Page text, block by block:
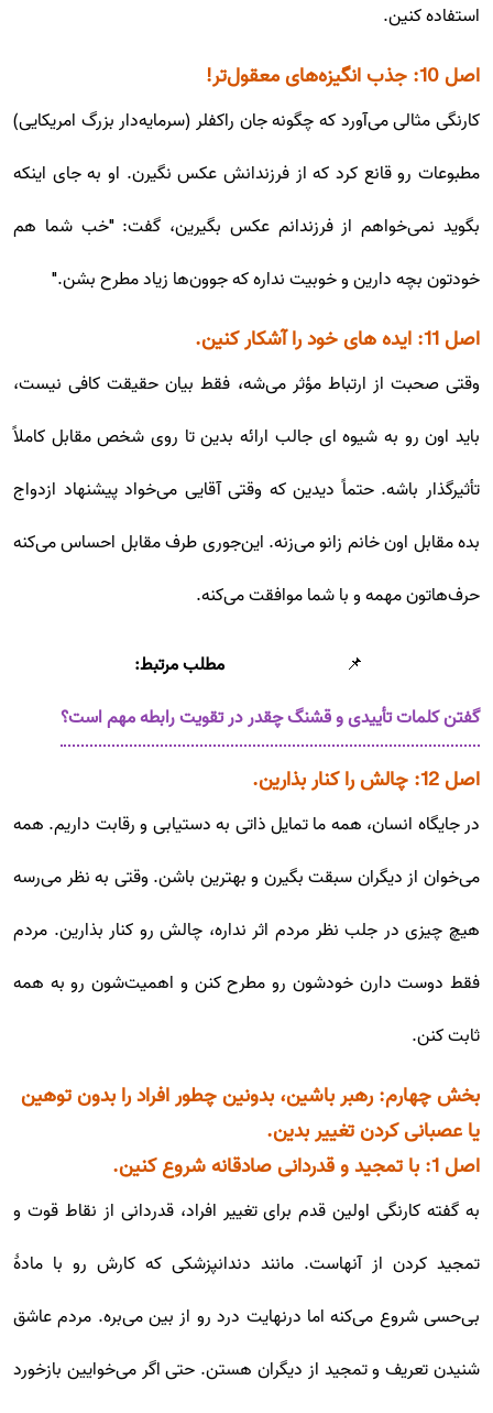
استفاده کنین.
اصل 10: جذب انگیزه‌های معقول‌تر!
کارنگی مثالی می‌آورد که چگونه جان راکفلر (سرمایه‌دار بزرگ امریکایی)
مطبوعات رو قانع کرد که از فرزندانش عکس نگیرن. او به جای اینکه
بگوید نمی‌خواهم از فرزندانم عکس بگیرین، گفت: "خب شما هم
خودتون بچه دارین و خوبیت نداره که جوون‌ها زیاد مطرح بشن."
اصل 11: ایده های خود را آشکار کنین.
وقتی صحبت از ارتباط مؤثر می‌شه، فقط بیان حقیقت کافی نیست،
باید اون رو به شیوه ای جالب ارائه بدین تا روی شخص مقابل کاملاً
تأثیر‌گذار باشه. حتماً دیدین که وقتی آقایی می‌خواد پیشنهاد ازدواج
بده مقابل اون خانم زانو می‌زنه. این‌جوری طرف مقابل احساس می‌کنه
حرف‌هاتون مهمه و با شما موافقت می‌کنه.
📌 مطلب مرتبط:
گفتن کلمات تأییدی و قشنگ چقدر در تقویت رابطه مهم است؟
اصل 12: چالش را کنار بذارین.
در جایگاه انسان، همه ما تمایل ذاتی به دستیابی و رقابت داریم. همه
می‌خوان از دیگران سبقت بگیرن و بهترین باشن. وقتی به نظر می‌رسه
هیچ چیزی در جلب نظر مردم اثر نداره، چالش رو کنار بذارین. مردم
فقط دوست دارن خودشون رو مطرح کنن و اهمیت‌شون رو به همه
ثابت کنن.
بخش چهارم: رهبر باشین، بدونین چطور افراد را بدون توهین
یا عصبانی کردن تغییر بدین.
اصل 1: با تمجید و قدردانی صادقانه شروع کنین.
به گفته کارنگی اولین قدم برای تغییر افراد، قدردانی از نقاط قوت و
تمجید کردن از آنهاست. مانند دندانپزشکی که کارش رو با مادۀ
بی‌حسی شروع می‌کنه اما درنهایت درد رو از بین می‌بره. مردم عاشق
شنیدن تعریف و تمجید از دیگران هستن. حتی اگر می‌خوایین بازخورد